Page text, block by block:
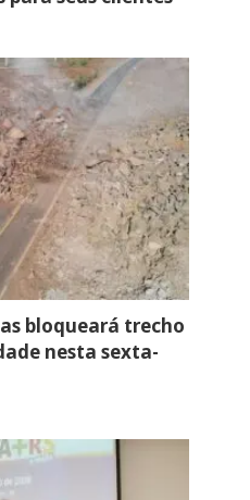
bloqueará trecho
nesta sexta-